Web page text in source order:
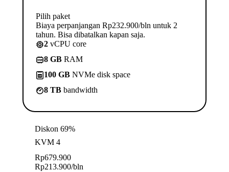
Pilih paket
Biaya perpanjangan Rp232.900/bln untuk 2
tahun. Bisa dibatalkan kapan saja.
2 vCPU core
8 GB RAM
100 GB NVMe disk space
8 TB bandwidth
Diskon 69%
KVM 4
Rp679.900
Rp213.900/bln